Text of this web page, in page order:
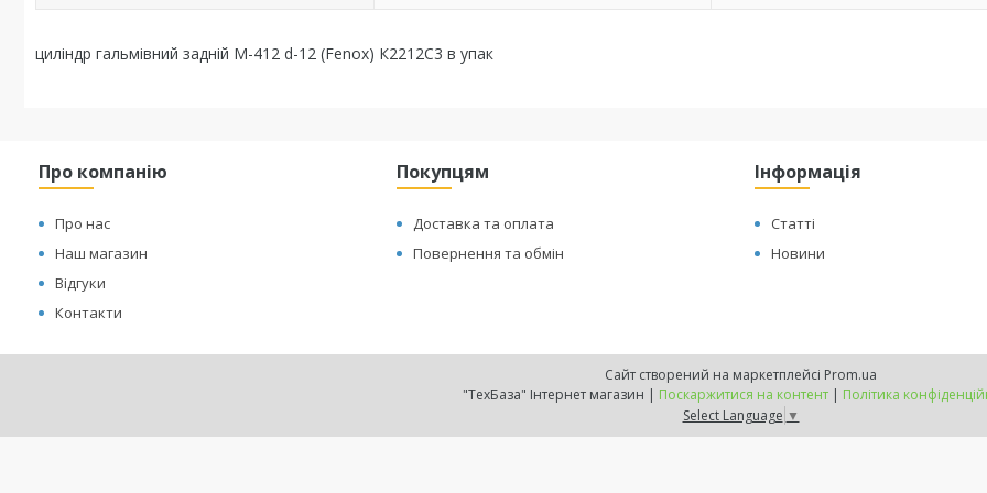
циліндр гальмівний задній М-412 d-12 (Fenox) К2212С3 в упак
Про компанію
Про нас
Наш магазин
Відгуки
Контакти
Покупцям
Доставка та оплата
Повернення та обмін
Інформація
Статті
Новини
Сайт створений на маркетплейсі Prom.ua
"ТехБаза" Інтернет магазин | Поскаржитися на контент | Політика
Select Language ▼